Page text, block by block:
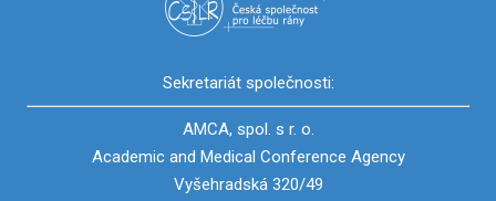
Sekretariát společnosti:
AMCA, spol. s r. o.
Academic and Medical Conference Agency
Vyšehradská 320/49